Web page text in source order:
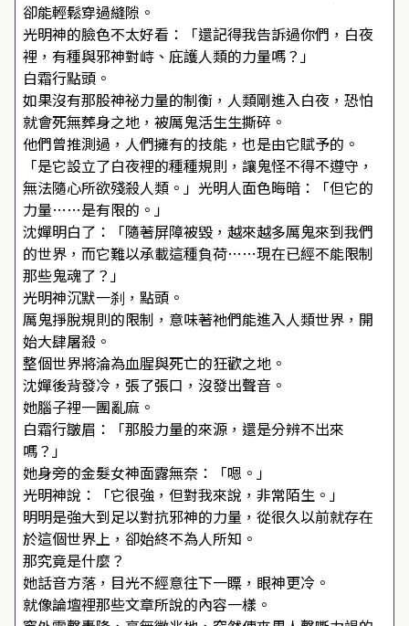
卻能輕鬆穿過縫隙。
光明神的臉色不太好看：「還記得我告訴過你們，白夜
裡，有種與邪神對峙、庇護人類的力量嗎？」
白霜行點頭。
如果沒有那股神祕力量的制衡，人類剛進入白夜，恐怕
就會死無葬身之地，被厲鬼活生生撕碎。
他們曾推測過，人們擁有的技能，也是由它賦予的。
「是它設立了白夜裡的種種規則，讓鬼怪不得不遵守，
無法隨心所欲殘殺人類。」光明人面色晦暗：「但它的
力量……是有限的。」
沈嬋明白了：「隨著屏障被毀，越來越多厲鬼來到我們
的世界，而它難以承載這種負荷……現在已經不能限制
那些鬼魂了？」
光明神沉默一刹，點頭。
厲鬼掙脫規則的限制，意味著祂們能進入人類世界，開
始大肆屠殺。
整個世界將淪為血腥與死亡的狂歡之地。
沈嬋後背發冷，張了張口，沒發出聲音。
她腦子裡一團亂麻。
白霜行皺眉：「那股力量的來源，還是分辨不出來
嗎？」
她身旁的金髮女神面露無奈：「嗯。」
光明神說：「它很強，但對我來說，非常陌生。」
明明是強大到足以對抗邪神的力量，從很久以前就存在
於這個世界上，卻始終不為人所知。
那究竟是什麼？
她話音方落，目光不經意往下一瞟，眼神更冷。
就像論壇裡那些文章所說的內容一樣。